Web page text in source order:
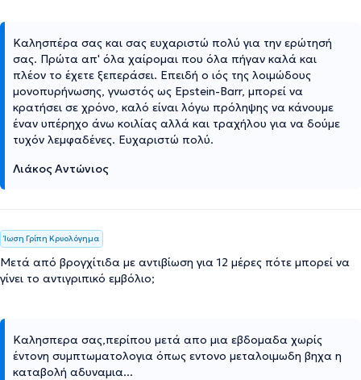
Καλησπέρα σας και σας ευχαριστώ πολύ για την ερώτησή
σας. Πρώτα απ' όλα χαίρομαι που όλα πήγαν καλά και
πλέον το έχετε ξεπεράσει. Επειδή ο ιός της λοιμώδους
μονοπυρήνωσης, γνωστός ως Epstein-Barr, μπορεί να
κρατήσει σε χρόνο, καλό είναι λόγω πρόληψης να κάνουμε
έναν υπέρηχο άνω κοιλίας αλλά και τραχήλου για να δούμε
τυχόν λεμφαδένες. Ευχαριστώ πολύ.
Λιάκος Αντώνιος
Ίωση Γρίπη Κρυολόγημα
Μετά από βρογχίτιδα με αντιβίωση για 12 μέρες πότε μπορεί να
γίνει το αντιγριπικό εμβόλιο;
Καλησπερα σας,περίπου μετά απο μια εβδομαδα χωρίς
έντονη συμπτωματολογια όπως εντονο μεταλοιμωδη βηχα η
καταβολή αδυναμια...